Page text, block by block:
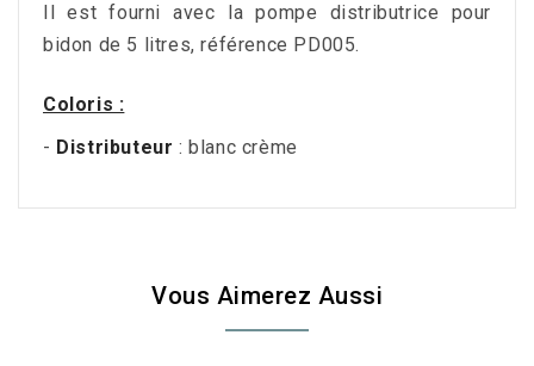
Il est fourni avec la pompe distributrice pour
bidon de 5 litres, référence PD005.
Coloris :
- Distributeur : blanc crème
Vous Aimerez Aussi